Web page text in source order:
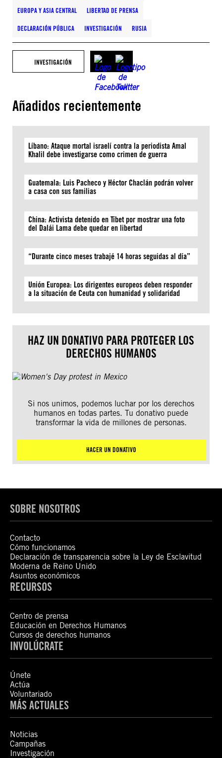
EUROPA Y ASIA CENTRAL LIBERTAD DE PRENSA
DECLARACIÓN PÚBLICA INVESTIGACIÓN RUSIA
INVESTIGACIÓN
Añadidos recientemente
Líbano: Ataque mortal israelí contra la periodista Amal
Khalil debe investigarse como crimen de guerra
Guatemala: Luis Pacheco y Héctor Chaclán podrán volver
a casa con sus familias
China: Activista detenido en Tíbet por mostrar una foto
del Dalái Lama debe quedar en libertad
“Durante cinco meses trabajé 14 horas seguidas al día”
Unión Europea: Los dirigentes europeos deben responder
a la situación de Ceuta con humanidad y solidaridad
HAZ UN DONATIVO PARA PROTEGER LOS
DERECHOS HUMANOS
Si nos unimos, podemos luchar por los derechos
humanos en todas partes. Tu donativo puede
transformar la vida de millones de personas.
HACER UN DONATIVO
SOBRE NOSOTROS
Contacto
Cómo funcionamos
Declaración de transparencia sobre la Ley de Esclavitud
Moderna de Reino Unido
Asuntos económicos
RECURSOS
Centro de prensa
Educación en Derechos Humanos
Cursos de derechos humanos
INVOLÚCRATE
Únete
Actúa
Voluntariado
MÁS ACTUALES
Noticias
Campañas
Investigación